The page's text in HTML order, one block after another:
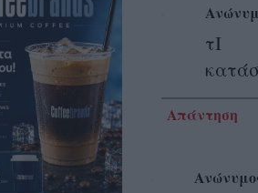
τΙ
Απάντηση